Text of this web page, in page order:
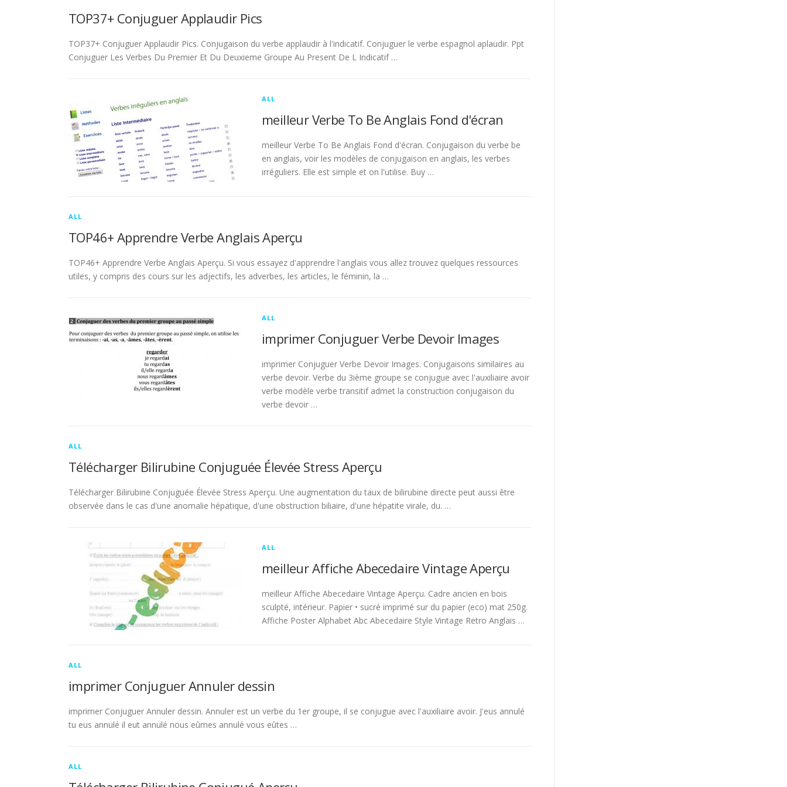
TOP37+ Conjuguer Applaudir Pics
TOP37+ Conjuguer Applaudir Pics. Conjugaison du verbe applaudir à l'indicatif. Conjuguer le verbe espagnol aplaudir. Ppt
Conjuguer Les Verbes Du Premier Et Du Deuxieme Groupe Au Present De L Indicatif …
ALL
meilleur Verbe To Be Anglais Fond d'écran
meilleur Verbe To Be Anglais Fond d'écran. Conjugaison du verbe be
en anglais, voir les modèles de conjugaison en anglais, les verbes
irréguliers. Elle est simple et on l'utilise. Buy …
ALL
TOP46+ Apprendre Verbe Anglais Aperçu
TOP46+ Apprendre Verbe Anglais Aperçu. Si vous essayez d'apprendre l'anglais vous allez trouvez quelques ressources
utiles, y compris des cours sur les adjectifs, les adverbes, les articles, le féminin, la …
ALL
imprimer Conjuguer Verbe Devoir Images
imprimer Conjuguer Verbe Devoir Images. Conjugaisons similaires au
verbe devoir. Verbe du 3ième groupe se conjugue avec l'auxiliaire avoir
verbe modèle verbe transitif admet la construction conjugaison du
verbe devoir …
ALL
Télécharger Bilirubine Conjuguée Élevée Stress Aperçu
Télécharger Bilirubine Conjuguée Élevée Stress Aperçu. Une augmentation du taux de bilirubine directe peut aussi être
observée dans le cas d'une anomalie hépatique, d'une obstruction biliaire, d'une hépatite virale, du. …
ALL
meilleur Affiche Abecedaire Vintage Aperçu
meilleur Affiche Abecedaire Vintage Aperçu. Cadre ancien en bois
sculpté, intérieur. Papier • sucré imprimé sur du papier (eco) mat 250g.
Affiche Poster Alphabet Abc Abecedaire Style Vintage Retro Anglais …
ALL
imprimer Conjuguer Annuler dessin
imprimer Conjuguer Annuler dessin. Annuler est un verbe du 1er groupe, il se conjugue avec l'auxiliaire avoir. J'eus annulé
tu eus annulé il eut annulé nous eûmes annulé vous eûtes …
ALL